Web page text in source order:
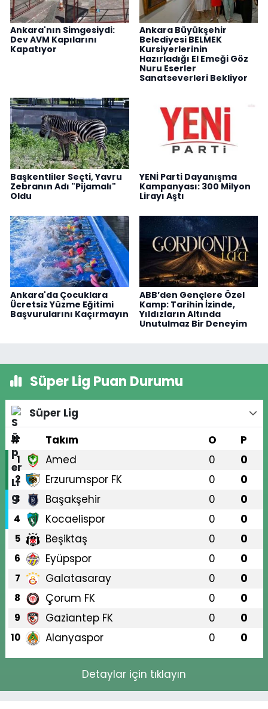
Ankara'nın Simgesiydi:
Dev AVM Kapılarını
Kapatıyor
Ankara Büyükşehir
Belediyesi BELMEK
Kursiyerlerinin
Hazırladığı El Emeği Göz
Nuru Eserler
Sanatseverleri Bekliyor
Başkentliler Seçti, Yavru
Zebranın Adı "Pijamalı"
Oldu
YENİ Parti Dayanışma
Kampanyası: 300 Milyon
Lirayı Aştı
Ankara'da Çocuklara
Ücretsiz Yüzme Eğitimi
Başvurularını Kaçırmayın
ABB’den Gençlere Özel
Kamp: Tarihin İzinde,
Yıldızların Altında
Unutulmaz Bir Deneyim
Süper Lig Puan Durumu
Süper Lig
#
Takım O P
1 Amed 0 0
2 Erzurumspor FK 0 0
3 Başakşehir 0 0
4 Kocaelispor 0 0
5 Beşiktaş 0 0
6 Eyüpspor 0 0
7 Galatasaray 0 0
8 Çorum FK 0 0
9 Gaziantep FK 0 0
10 Alanyaspor 0 0
Detaylar için tıklayın